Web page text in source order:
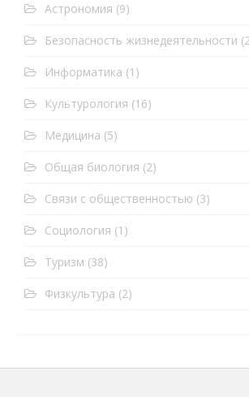
Астрономия (9)
Безопасность жизнедеятельности
Информатика (1)
Культурология (16)
Медицина (5)
Общая биология (2)
Связи с общественностью (3)
Социология (1)
Туризм (38)
Физкультура (2)